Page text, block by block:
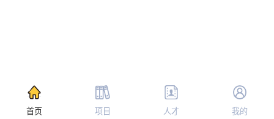
首页 项目 人才 我的